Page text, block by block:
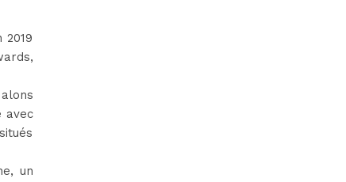
avec
un